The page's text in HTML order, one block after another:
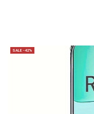
SALE -42%